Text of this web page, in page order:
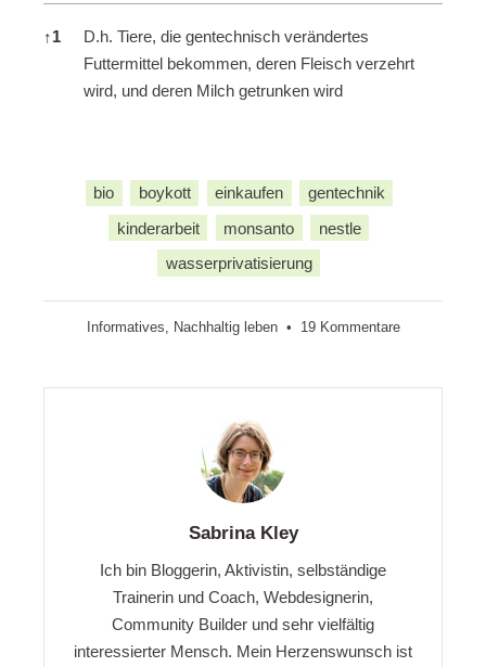
Fußnoten
↑1
D.h. Tiere, die gentechnisch verändertes
Futtermittel bekommen, deren Fleisch verzehrt
wird, und deren Milch getrunken wird
bio boykott einkaufen
gentechnik
kinderarbeit
monsanto
nestle
wasserprivatisierung
Informatives, Nachhaltig leben• 19 Kommentarezu
Sabrina Kley
Ich bin Bloggerin, Aktivistin, selbständige
Trainerin und Coach, Webdesignerin,
Community Builder und sehr vielfältig
interessierter Mensch. Mein Herzenswunsch ist